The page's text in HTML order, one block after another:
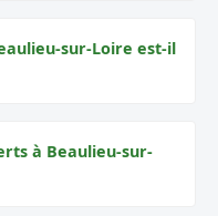
sur-Loire est-il
à Beaulieu-sur-